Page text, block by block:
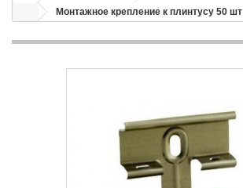
Монтажное крепление к плинтусу 50 шт